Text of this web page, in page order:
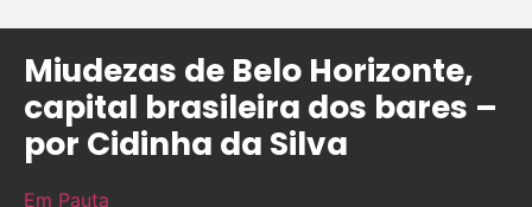
Miudezas de Belo Horizonte,
capital brasileira dos bares –
por Cidinha da Silva
Em Pauta